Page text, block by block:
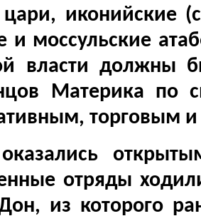
иконийские
и моссульские
власти должны
Материка по
торговым
отряды
из которого